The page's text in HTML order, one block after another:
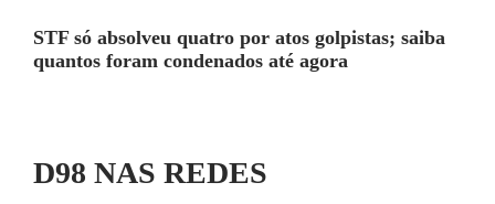
STF só absolveu quatro por atos golpistas; saiba
quantos foram condenados até agora
D98 NAS REDES